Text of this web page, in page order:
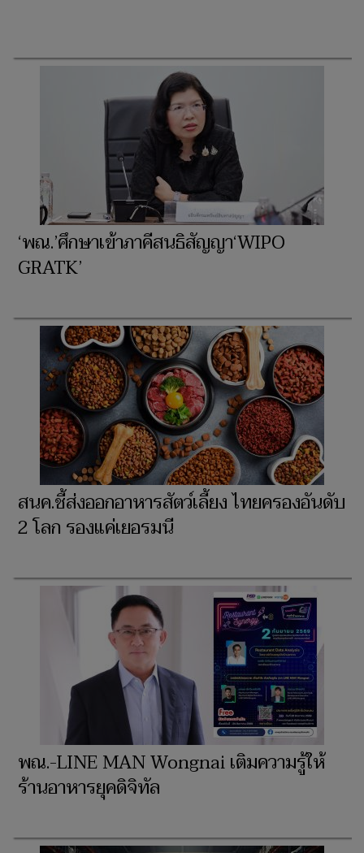
‘พณ.’ศึกษาเข้าภาคีสนธิสัญญา‘WIPO
GRATK’
สนค.ชี้ส่งออกอาหารสัตว์เลี้ยง ไทยครองอันดับ
2 โลก รองแค่เยอรมนี
พณ.-LINE MAN Wongnai เติมความรู้ให้
ร้านอาหารยุคดิจิทัล